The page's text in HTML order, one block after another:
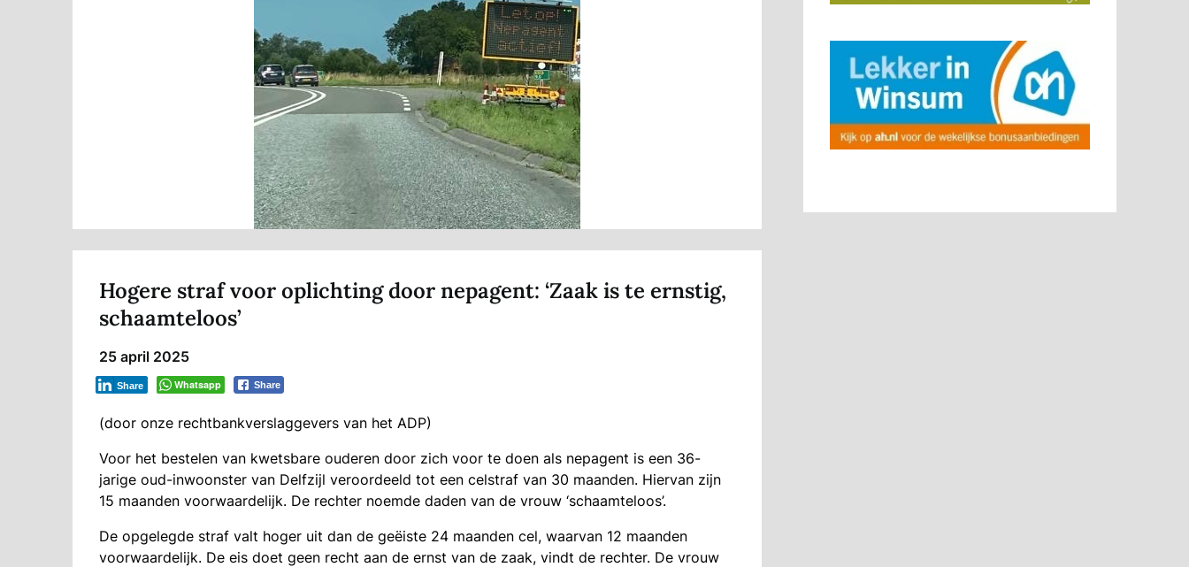
Hogere straf voor oplichting door nepagent: ‘Zaak is te ernstig,
schaamteloos’
25 april 2025
Whatsapp Share
Share
(door onze rechtbankverslaggevers van het ADP)
Voor het bestelen van kwetsbare ouderen door zich voor te doen als nepagent is een 36-
jarige oud-inwoonster van Delfzijl veroordeeld tot een celstraf van 30 maanden. Hiervan zijn
15 maanden voorwaardelijk. De rechter noemde daden van de vrouw ‘schaamteloos’.
De opgelegde straf valt hoger uit dan de geëiste 24 maanden cel, waarvan 12 maanden
voorwaardelijk. De eis doet geen recht aan de ernst van de zaak, vindt de rechter. De vrouw